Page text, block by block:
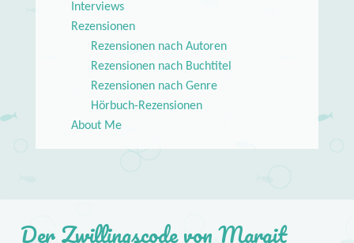
Interviews
Rezensionen
Rezensionen nach Autoren
Rezensionen nach Buchtitel
Rezensionen nach Genre
Hörbuch-Rezensionen
About Me
Der Zwillingscode von Margit